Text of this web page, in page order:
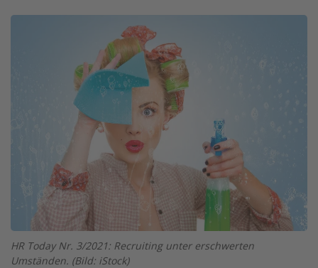
HR Today Nr. 3/2021: Recruiting unter erschwerten
Umständen. (Bild: iStock)